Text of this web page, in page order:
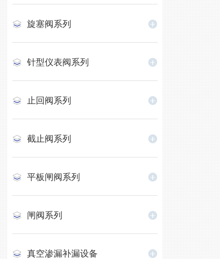
旋塞阀系列
针型仪表阀系列
止回阀系列
截止阀系列
平板闸阀系列
闸阀系列
真空渗漏补漏设备